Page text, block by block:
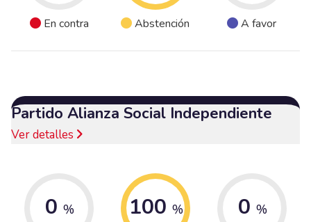
En contra Abstención A favor
Partido Alianza Social Independiente
Ver detalles
0 % 100 % 0 %